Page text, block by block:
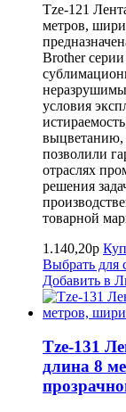
Tze-121
метров,
Brother
условия
выцветанию,
позволили
отраслях
решения
товарной
1.140,20р
Выбрать для
Добавить в
Tze-131
длина 8